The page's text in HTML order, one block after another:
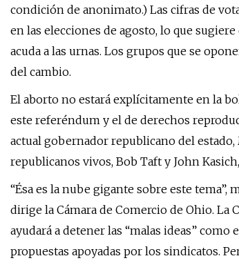
condición de anonimato.) Las cifras de
en las elecciones de agosto, lo que
acuda a las urnas. Los grupos que se
del cambio.
El aborto no estará explícitamente en la
este referéndum y el de derechos
actual gobernador republicano del
republicanos vivos, Bob Taft y John
“Ésa es la nube gigante sobre este
dirige la Cámara de Comercio de Ohio. La
ayudará a detener las “malas ideas”
propuestas apoyadas por los sindicatos.